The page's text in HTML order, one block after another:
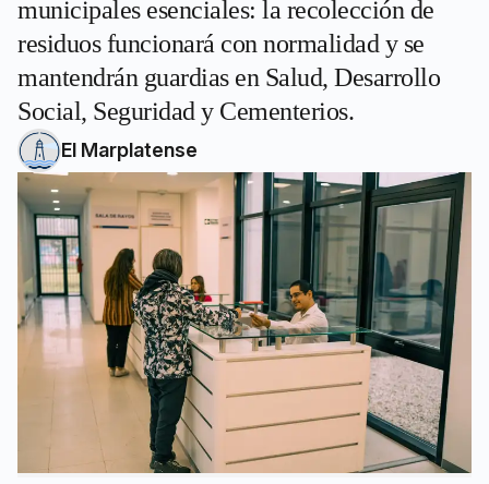
municipales esenciales: la recolección de
residuos funcionará con normalidad y se
mantendrán guardias en Salud, Desarrollo
Social, Seguridad y Cementerios.
El Marplatense